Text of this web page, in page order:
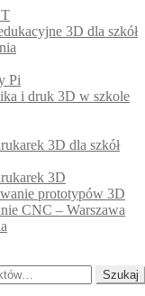
3D dla szkół
Pi
i druk 3D w szkole
3D dla szkół
3D
prototypów 3D
CNC – Warszawa
Szukaj